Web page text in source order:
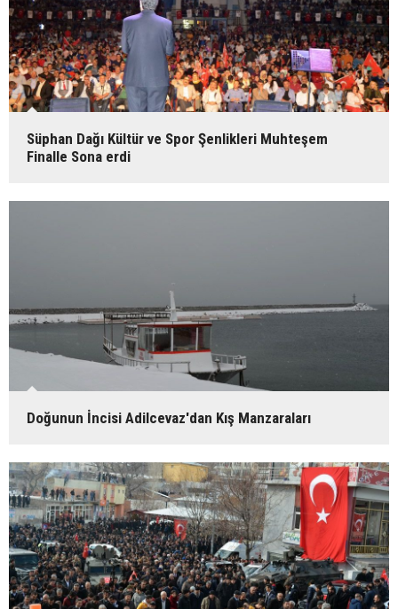
Süphan Dağı Kültür ve Spor Şenlikleri Muhteşem
Finalle Sona erdi
Doğunun İncisi Adilcevaz'dan Kış Manzaraları